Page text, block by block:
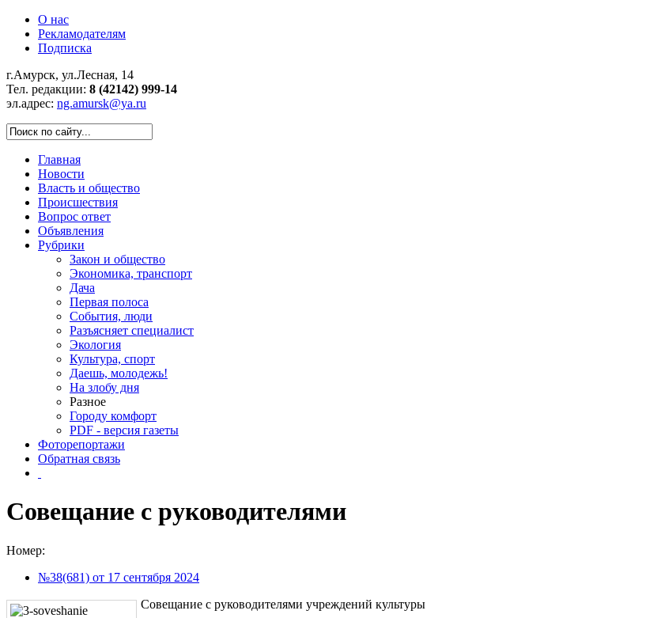
О нас
Рекламодателям
Подписка
г.Амурск, ул.Лесная, 14
Тел. редакции: 8 (42142) 999-14
эл.адрес: ng.amursk@ya.ru
Главная
Новости
Власть и общество
Происшествия
Вопрос ответ
Объявления
Рубрики
Закон и общество
Экономика, транспорт
Дача
Первая полоса
События, люди
Разъясняет специалист
Экология
Культура, спорт
Даешь, молодежь!
На злобу дня
Разное
Городу комфорт
PDF - версия газеты
Фоторепортажи
Обратная связь
Совещание с руководителями
Номер:
№38(681) от 17 сентября 2024
Совещание с руководителями учреждений культуры